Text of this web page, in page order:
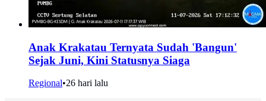
Anak Krakatau Ternyata Sudah 'Bangun'
Sejak Juni, Kini Statusnya Siaga
Regional•26 hari lalu